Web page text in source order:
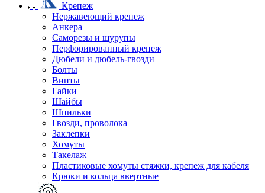
Крепеж
Нержавеющий крепеж
Анкера
Саморезы и шурупы
Перфорированный крепеж
Дюбели и дюбель-гвозди
Болты
Винты
Гайки
Шайбы
Шпильки
Гвозди, проволока
Заклепки
Хомуты
Такелаж
Пластиковые хомуты стяжки, крепеж для кабеля
Крюки и кольца ввертные